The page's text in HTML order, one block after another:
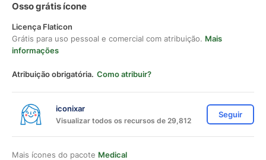
Osso grátis ícone
Licença Flaticon
Grátis para uso pessoal e comercial com atribuição. Mais
informações
Atribuição obrigatória. Como atribuir?
iconixar
Visualizar todos os recursos de 29,812
Seguir
Mais ícones do pacote Medical